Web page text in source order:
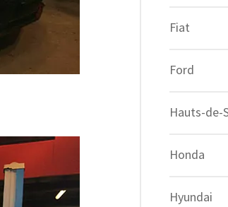
Fiat
Ford
Hauts-de-
Honda
Hyundai